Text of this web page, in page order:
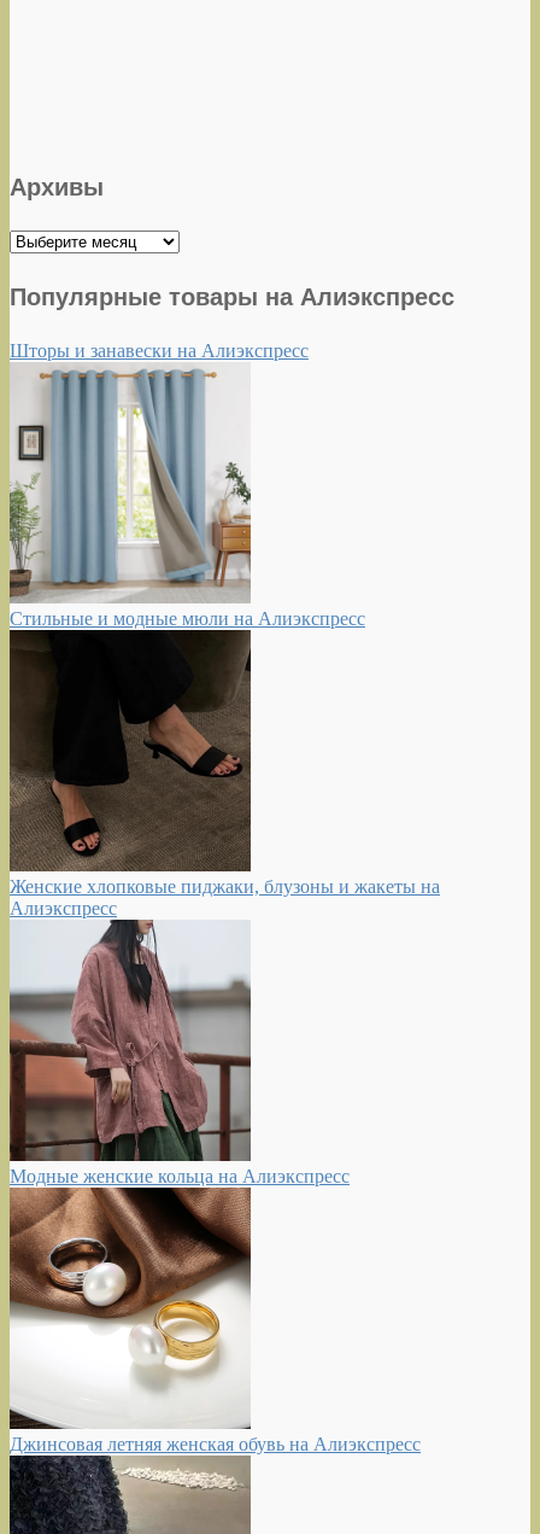
Архивы
Архивы
Популярные товары на Алиэкспресс
Шторы и занавески на Алиэкспресс
Стильные и модные мюли на Алиэкспресс
Женские хлопковые пиджаки, блузоны и жакеты на
Алиэкспресс
Модные женские кольца на Алиэкспресс
Джинсовая летняя женская обувь на Алиэкспресс